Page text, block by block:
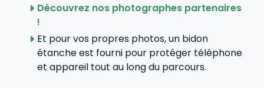
Découvrez nos photographes partenaires
!
Et pour vos propres photos, un bidon
étanche est fourni pour protéger téléphone
et appareil tout au long du parcours.